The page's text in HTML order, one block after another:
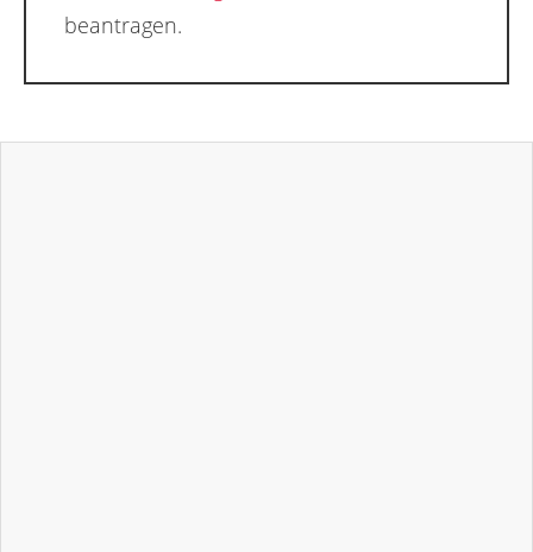
beantragen.